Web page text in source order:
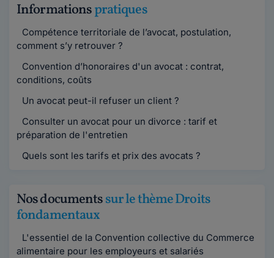
Informationspratiques
Compétence territoriale de l’avocat, postulation,
comment s’y retrouver ?
Convention d’honoraires d'un avocat : contrat,
conditions, coûts
Un avocat peut-il refuser un client ?
Consulter un avocat pour un divorce : tarif et
préparation de l'entretien
Quels sont les tarifs et prix des avocats ?
Nos documentssur le thème Droits
fondamentaux
L'essentiel de la Convention collective du Commerce
alimentaire pour les employeurs et salariés